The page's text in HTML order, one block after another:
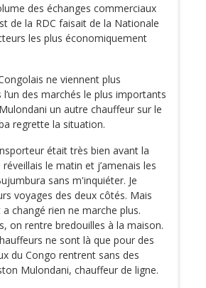
des échanges commerciaux
de la RDC faisait de la Nationale
les plus économiquement
ne viennent plus
l’un des marchés le plus importants
un autre chauffeur sur le
regrette la situation.
était très bien avant la
le matin et j’amenais les
sans m'inquiéter. Je
voyages des deux côtés. Mais
changé rien ne marche plus.
on rentre bredouilles à la maison.
ne sont là que pour des
du Congo rentrent sans des
Mulondani, chauffeur de ligne.